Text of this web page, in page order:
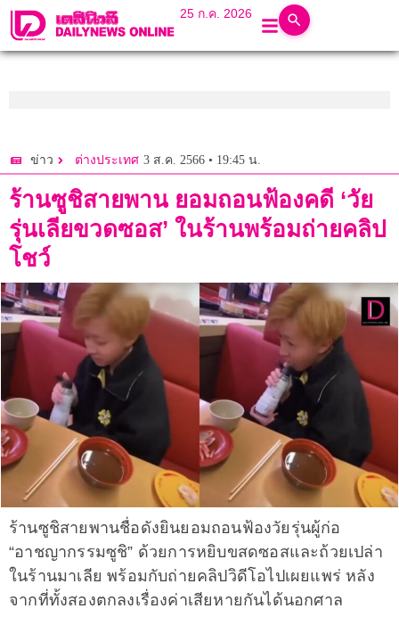
25 ก.ค. 2026
ข่าว ต่างประเทศ 3 ส.ค. 2566 • 19:45 น.
ร้านซูชิสายพาน ยอมถอนฟ้องคดี ‘วัย
รุ่นเลียขวดซอส’ ในร้านพร้อมถ่ายคลิป
โชว์
ร้านซูชิสายพานชื่อดังยินยอมถอนฟ้องวัยรุ่นผู้ก่อ
“อาชญากรรมซูชิ” ด้วยการหยิบขสดซอสและถ้วยเปล่า
ในร้านมาเลีย พร้อมกับถ่ายคลิปวิดีโอไปเผยแพร่ หลัง
จากที่ทั้งสองตกลงเรื่องค่าเสียหายกันได้นอกศาล